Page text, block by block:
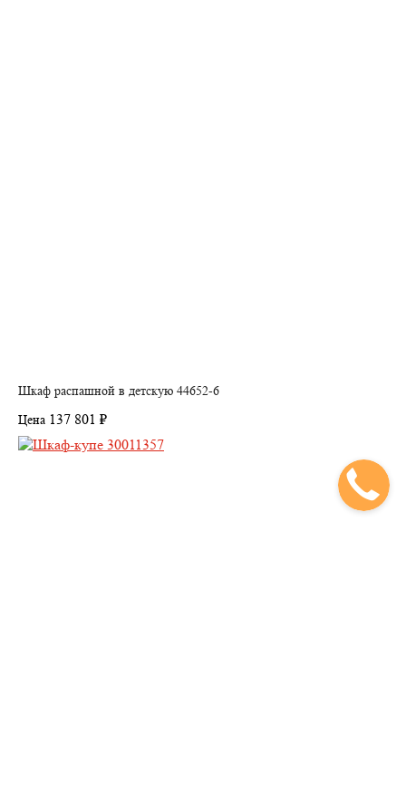
Шкаф распашной в детскую 44652-6
Цена 137 801 ₽